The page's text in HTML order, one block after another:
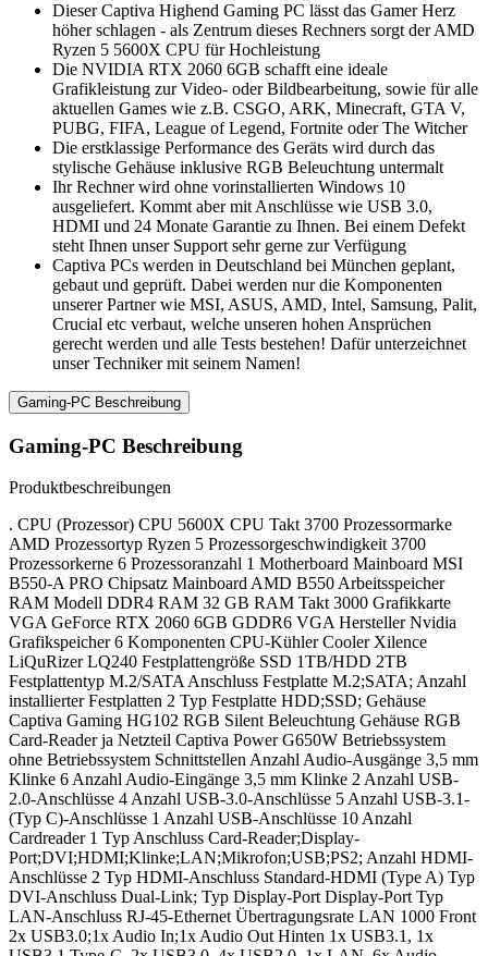
Dieser Captiva Highend Gaming PC lässt das Gamer Herz
höher schlagen - als Zentrum dieses Rechners sorgt der AMD
Ryzen 5 5600X CPU für Hochleistung
Die NVIDIA RTX 2060 6GB schafft eine ideale
Grafikleistung zur Video- oder Bildbearbeitung, sowie für alle
aktuellen Games wie z.B. CSGO, ARK, Minecraft, GTA V,
PUBG, FIFA, League of Legend, Fortnite oder The Witcher
Die erstklassige Performance des Geräts wird durch das
stylische Gehäuse inklusive RGB Beleuchtung untermalt
Ihr Rechner wird ohne vorinstallierten Windows 10
ausgeliefert. Kommt aber mit Anschlüsse wie USB 3.0,
HDMI und 24 Monate Garantie zu Ihnen. Bei einem Defekt
steht Ihnen unser Support sehr gerne zur Verfügung
Captiva PCs werden in Deutschland bei München geplant,
gebaut und geprüft. Dabei werden nur die Komponenten
unserer Partner wie MSI, ASUS, AMD, Intel, Samsung, Palit,
Crucial etc verbaut, welche unseren hohen Ansprüchen
gerecht werden und alle Tests bestehen! Dafür unterzeichnet
unser Techniker mit seinem Namen!
Gaming-PC Beschreibung
Gaming-PC Beschreibung
Produktbeschreibungen
. CPU (Prozessor) CPU 5600X CPU Takt 3700 Prozessormarke
AMD Prozessortyp Ryzen 5 Prozessorgeschwindigkeit 3700
Prozessorkerne 6 Prozessoranzahl 1 Motherboard Mainboard MSI
B550-A PRO Chipsatz Mainboard AMD B550 Arbeitsspeicher
RAM Modell DDR4 RAM 32 GB RAM Takt 3000 Grafikkarte
VGA GeForce RTX 2060 6GB GDDR6 VGA Hersteller Nvidia
Grafikspeicher 6 Komponenten CPU-Kühler Cooler Xilence
LiQuRizer LQ240 Festplattengröße SSD 1TB/HDD 2TB
Festplattentyp M.2/SATA Anschluss Festplatte M.2;SATA; Anzahl
installierter Festplatten 2 Typ Festplatte HDD;SSD; Gehäuse
Captiva Gaming HG102 RGB Silent Beleuchtung Gehäuse RGB
Card-Reader ja Netzteil Captiva Power G650W Betriebssystem
ohne Betriebssystem Schnittstellen Anzahl Audio-Ausgänge 3,5 mm
Klinke 6 Anzahl Audio-Eingänge 3,5 mm Klinke 2 Anzahl USB-
2.0-Anschlüsse 4 Anzahl USB-3.0-Anschlüsse 5 Anzahl USB-3.1-
(Typ C)-Anschlüsse 1 Anzahl USB-Anschlüsse 10 Anzahl
Cardreader 1 Typ Anschluss Card-Reader;Display-
Port;DVI;HDMI;Klinke;LAN;Mikrofon;USB;PS2; Anzahl HDMI-
Anschlüsse 2 Typ HDMI-Anschluss Standard-HDMI (Type A) Typ
DVI-Anschluss Dual-Link; Typ Display-Port Display-Port Typ
LAN-Anschluss RJ-45-Ethernet Übertragungsrate LAN 1000 Front
2x USB3.0;1x Audio In;1x Audio Out Hinten 1x USB3.1, 1x